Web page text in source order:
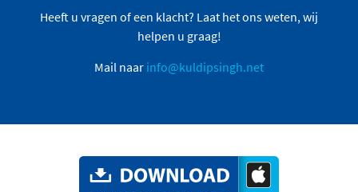
Heeft u vragen of een klacht? Laat het ons weten, wij
helpen u graag!
Mail naar info@kuldipsingh.net